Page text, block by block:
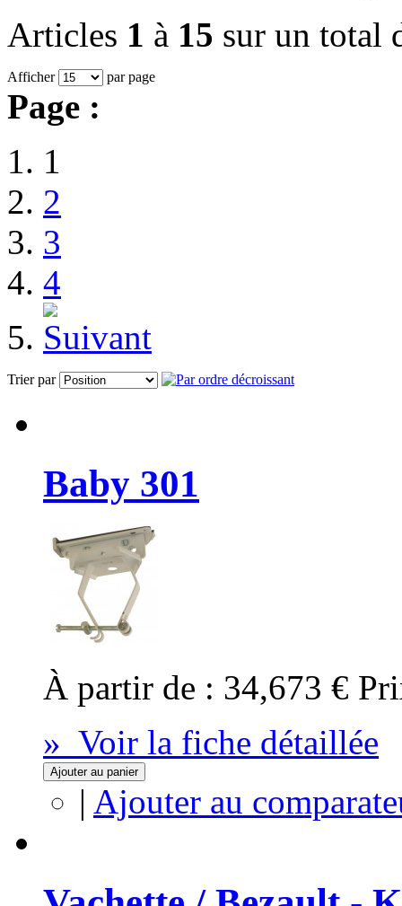
Articles 1 à 15 sur un total
Afficher par page
Page :
1
2
3
4
Trier par
Baby 301
À partir de : 34,673 €
» Voir la fiche détaillée
Ajouter au panier
| Ajouter au